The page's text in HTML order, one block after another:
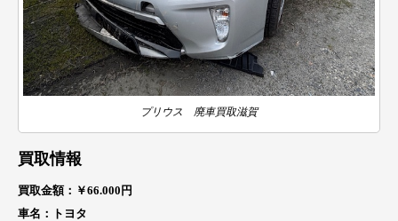
プリウス 廃車買取滋賀
買取情報
買取金額：￥66.000 円
車名：トヨタ